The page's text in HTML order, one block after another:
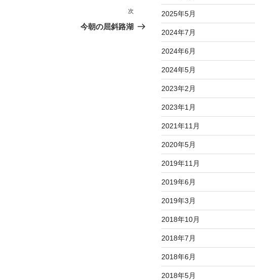
次
の
次
今朝の屈斜路湖
2025年5月
2024年7月
2024年6月
2024年5月
2023年2月
2023年1月
2021年11月
2020年5月
2019年11月
2019年6月
2019年3月
2018年10月
2018年7月
2018年6月
2018年5月